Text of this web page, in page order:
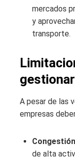
mercados
y
transporte.
gestionar
A pesar de las
empresas
de alta